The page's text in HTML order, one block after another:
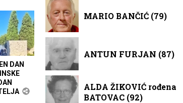
DAN
MARIO BANČIĆ (79)
ANTUN FURJAN (87)
ALDA ŽIKOVIĆ rođena
BATOVAC (92)